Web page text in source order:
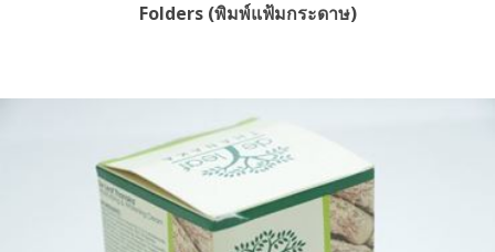
Folders (พิมพ์แฟ้มกระดาษ)